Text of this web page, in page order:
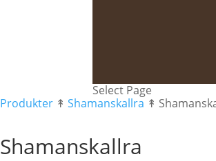
Select Page
Produkter ↟ Shamanskallra ↟
Shamanskallra